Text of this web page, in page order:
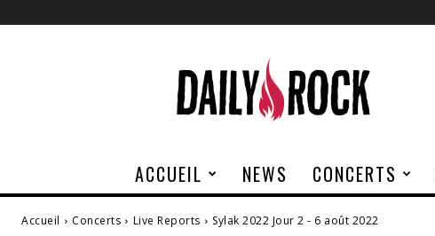
Rock
ACCUEIL NEWS CONCERTS
Accueil Concerts Live Reports Sylak 2022 Jour 2 - 6 août 2022